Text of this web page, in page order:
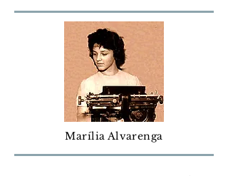
Marília Alvarenga